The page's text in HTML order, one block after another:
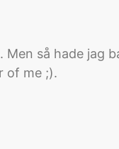
Men så hade jag
of me ;).